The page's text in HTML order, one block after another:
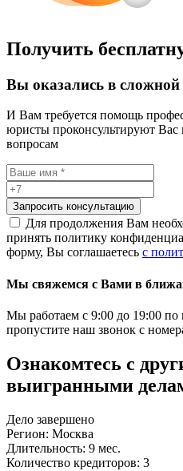
Получить
Вы оказались в
И Вам требуется помощь
юристы проконсультируют
вопросам
Запросить консультацию
Для продолжения Вам
принять политику
форму, Вы соглашаетесь с
Мы свяжемся с Вами в
Мы работаем с 9:00 до 19:00
пропустите наш звонок с
Ознакомтесь c
выигранными
Дело завершено
Регион: Москва
Длительность: 9 мес.
Количество кредиторов: 3